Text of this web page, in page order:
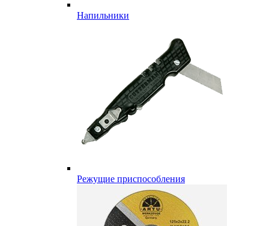
Напильники
Режущие приспособления